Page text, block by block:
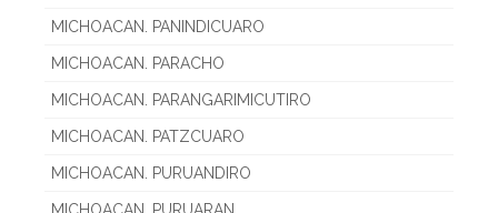
MICHOACAN. PANINDICUARO
MICHOACAN. PARACHO
MICHOACAN. PARANGARIMICUTIRO
MICHOACAN. PATZCUARO
MICHOACAN. PURUANDIRO
MICHOACAN. PURUARAN